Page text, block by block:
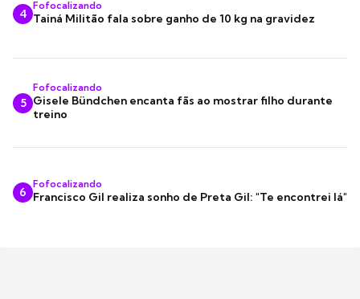
4
Fofocalizando
Tainá Militão fala sobre ganho de 10 kg na gravidez
5
Fofocalizando
Gisele Bündchen encanta fãs ao mostrar filho durante
treino
6
Fofocalizando
Francisco Gil realiza sonho de Preta Gil: "Te encontrei lá"